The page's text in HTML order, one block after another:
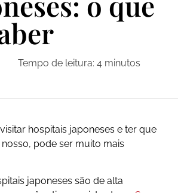
Tempo de leitura: 4 minutos
hospitais japoneses e ter que
pode ser muito mais
japoneses são de alta